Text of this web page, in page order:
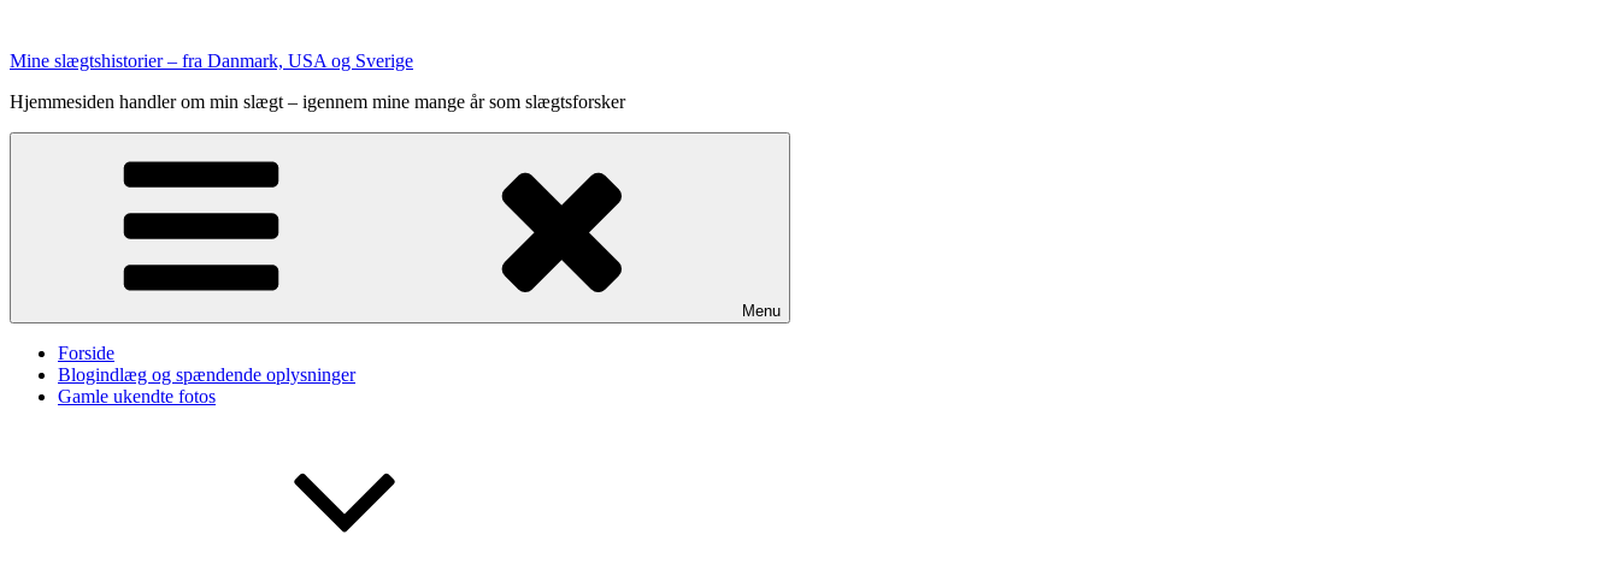
indhold
Mine slægtshistorier – fra Danmark, USA og Sverige
Hjemmesiden handler om min slægt – igennem mine mange år som slægtsforsker
Menu
Forside
Blogindlæg og spændende oplysninger
Gamle ukendte fotos